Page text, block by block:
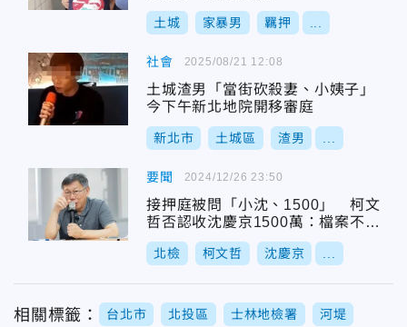
土城 家暴男 羈押
社會
土城渣男「當街砍殺妻、小姨子」
今下午新北地院開移審庭
新北市 土城區 渣男
2025/08/21 12:08
要聞
接押庭被問「小沈、1500」 柯文
哲否認收沈慶京1500萬：檔案不知
誰製作
北檢 柯文哲 沈慶京
2024/12/26 23:50
相關標籤： 台北市 北投區 士林地檢署 河堤